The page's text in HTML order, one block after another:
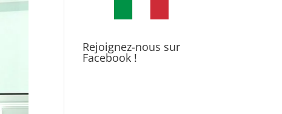
Rejoignez-nous sur
Facebook !